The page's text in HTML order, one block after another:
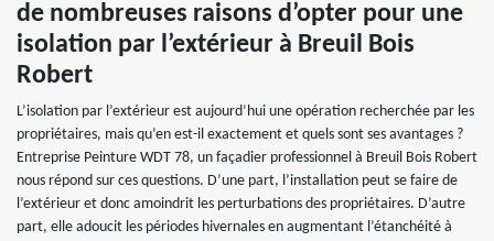
de nombreuses raisons d’opter pour une
isolation par l’extérieur à Breuil Bois
Robert
L’isolation par l’extérieur est aujourd’hui une opération recherchée par les
propriétaires, mais qu’en est-il exactement et quels sont ses avantages ?
Entreprise Peinture WDT 78, un façadier professionnel à Breuil Bois Robert
nous répond sur ces questions. D’une part, l’installation peut se faire de
l’extérieur et donc amoindrit les perturbations des propriétaires. D’autre
part, elle adoucit les périodes hivernales en augmentant l’étanchéité à